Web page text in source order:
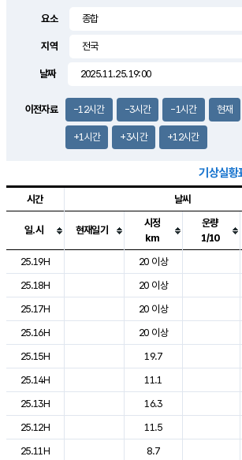
3.2m/s
요소
지역
날짜
이전자료 -12시간 -3시간 -1시간 현재
+1시간 +3시간 +12시간
기상실황
도시별 기상실황표로 지점, 날씨, 기온, 강수, 바
시간 날씨
일.시 현재일기
시정
km
운량
1/10
25.19H
20 이상
25.18H
20 이상
25.17H
20 이상
25.16H
20 이상
25.15H
19.7
25.14H
11.1
25.13H
16.3
25.12H
11.5
25.11H
8.7